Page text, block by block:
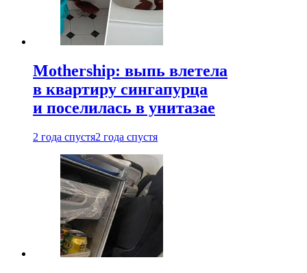
Mothership: выпь влетела
в квартиру сингапурца
и поселилась в унитазае
2 года спустя2 года спустя